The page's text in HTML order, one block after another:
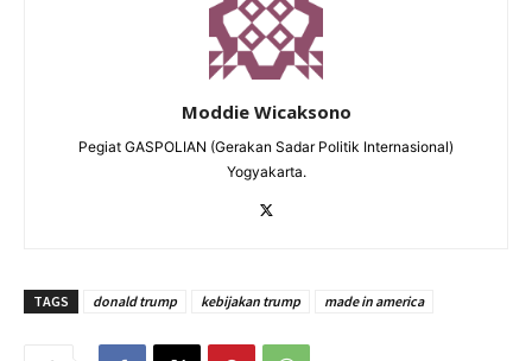
Moddie Wicaksono
Pegiat GASPOLIAN (Gerakan Sadar Politik Internasional)
Yogyakarta.
TAGS donald trump kebijakan trump made in america